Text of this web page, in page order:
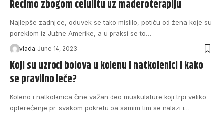
Recimo zbogom celulitu uz maderoterapiju
Najlepše zadnjice, oduvek se tako mislilo, potiču od žena koje su
poreklom iz Južne Amerike, a u praksi se to…
vlada June 14, 2023
Koji su uzroci bolova u kolenu i natkolenici i kako
se pravilno leče?
Koleno i natkolenica čine važan deo muskulature koji trpi veliko
opterećenje pri svakom pokretu pa samim tim se nalazi i…